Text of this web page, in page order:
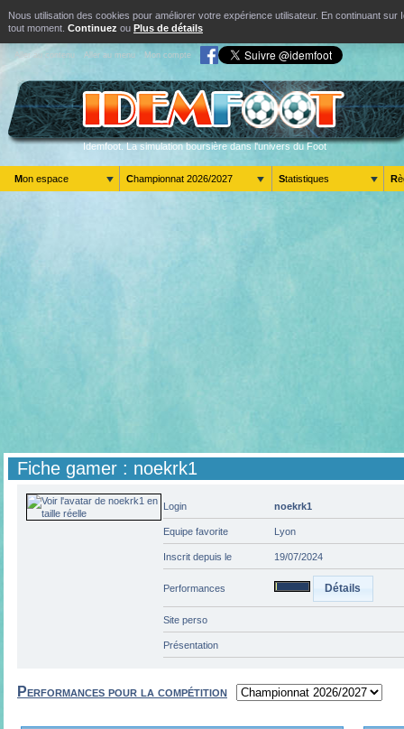
Nous utilisation des cookies pour améliorer votre expérience utilisateur. En continuant
tout moment. Continuez ou Plus de détails
Aller au contenu Aller au menu Mon compte
Idemfoot. La simulation boursière dans l'univers du Foot
Mon espace Championnat 2026/2027 Statistiques
Fiche gamer : noekrk1
Login noekrk1
Equipe favorite Lyon
Inscrit depuis le 19/07/2024
Performances Détails
Site perso
Présentation
Performances pour la compétition